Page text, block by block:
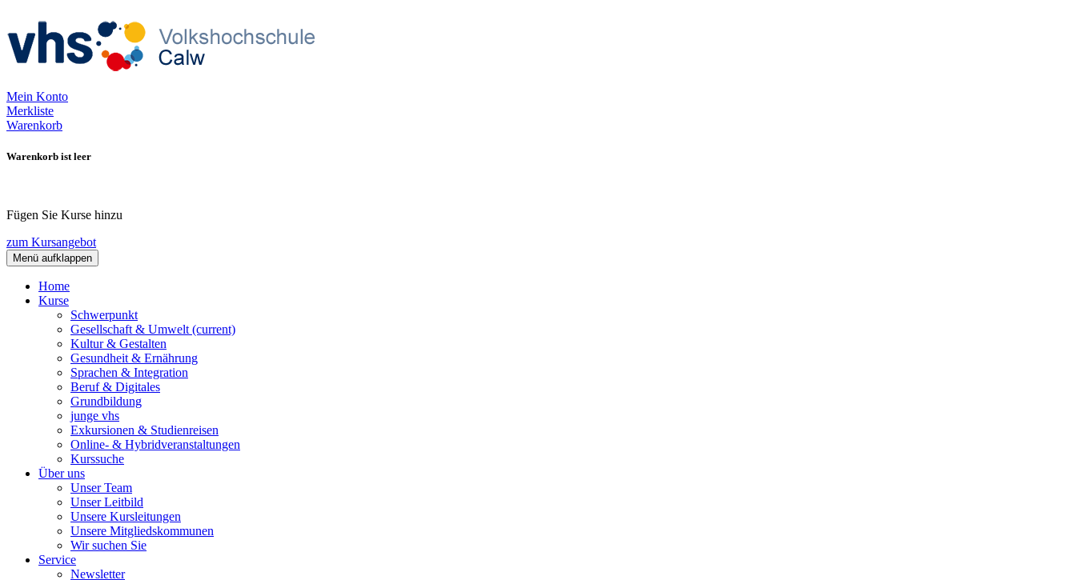
Mein Konto
Merkliste
Warenkorb
Warenkorb ist leer
Fügen Sie Kurse hinzu
zum Kursangebot
Menü aufklappen
Home
Kurse
Schwerpunkt
Gesellschaft & Umwelt (current)
Kultur & Gestalten
Gesundheit & Ernährung
Sprachen & Integration
Beruf & Digitales
Grundbildung
junge vhs
Exkursionen & Studienreisen
Online- & Hybridveranstaltungen
Kurssuche
Über uns
Unser Team
Unser Leitbild
Unsere Kursleitungen
Unsere Mitgliedskommunen
Wir suchen Sie
Service
Newsletter